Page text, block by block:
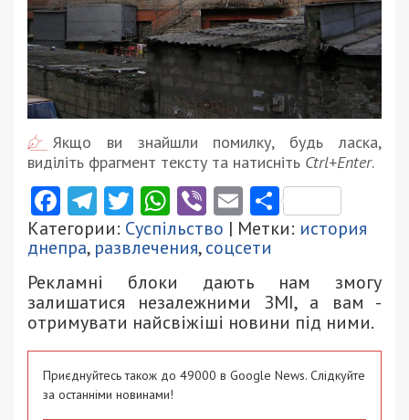
Якщо ви знайшли помилку, будь ласка,
виділіть фрагмент тексту та натисніть Ctrl+Enter.
Facebook
Telegram
Twitter
WhatsApp
ViberEmail
Категории: Суспільство | Метки: история
днепра, развлечения,соцсети
Рекламні блоки дають нам змогу
залишатися незалежними ЗМІ, а вам -
отримувати найсвіжіші новини під ними.
Приєднуйтесь також до 49000 в Google News. Слідкуйте
за останніми новинами!